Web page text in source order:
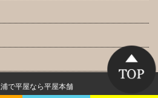
で平屋なら平屋本舗